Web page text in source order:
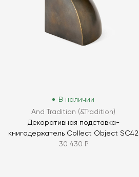
В наличии
And Tradition (&Tradition)
Декоративная подставка-
книгодержатель Collect Object SC42
30 430 ₽